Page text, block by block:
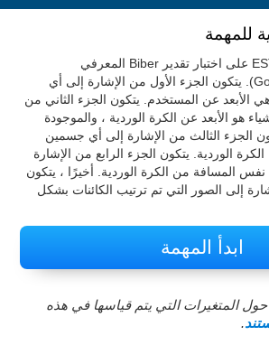
للمهمة
يعتمد اختبار تقدير EST-III على اختبار تقدير Biber المعرفي
(Goldstein et al. ، 1996). يتكون الجزء الأول من الإشارة إلى أي
الأبعد عن المستخدم. يتكون الجزء الثاني من
هو الأبعد عن الكرة الوردية ، والموجودة
الجزء الثالث من الإشارة إلى أي جسمين
الوردية. يتكون الجزء الرابع من الإشارة
المسافة من الكرة الوردية. أخيرًا ، يتكون
إلى الصور التي تم ترتيب الكائنات بشكل
ابدأ المهمة
المتغيرات التي يتم قياسها في هذه
.